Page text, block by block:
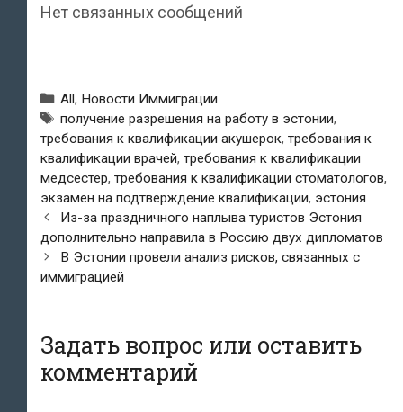
Нет связанных сообщений
Рубрики
All, Новости Иммиграции
Метки
получение разрешения на работу в эстонии,
требования к квалификации акушерок, требования к
квалификации врачей, требования к квалификации
медсестер, требования к квалификации стоматологов,
экзамен на подтверждение квалификации, эстония
Навигация
по
записям
Из-за праздничного наплыва туристов Эстония
дополнительно направила в Россию двух дипломатов
В Эстонии провели анализ рисков, связанных с
иммиграцией
Задать вопрос или оставить
комментарий